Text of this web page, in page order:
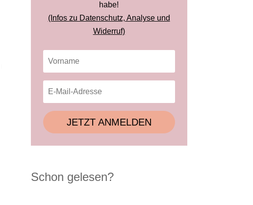
habe!
(Infos zu Datenschutz, Analyse und
Widerruf)
JETZT ANMELDEN
Schon gelesen?